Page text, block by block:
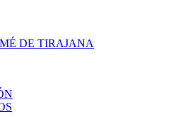
DE TIRAJANA